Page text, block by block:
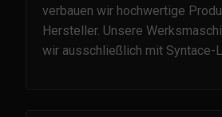
verbauen wir hochwertige
Hersteller. Unsere
wir ausschließlich mit Syntace-